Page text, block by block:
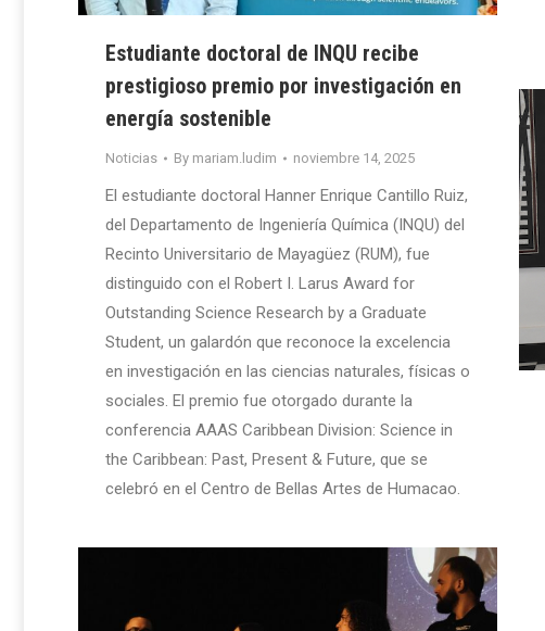
Estudiante doctoral de INQU recibe
prestigioso premio por investigación en
energía sostenible
Noticias By mariam.ludim noviembre 14, 2025
El estudiante doctoral Hanner Enrique Cantillo Ruiz,
del Departamento de Ingeniería Química (INQU) del
Recinto Universitario de Mayagüez (RUM), fue
distinguido con el Robert I. Larus Award for
Outstanding Science Research by a Graduate
Student, un galardón que reconoce la excelencia
en investigación en las ciencias naturales, físicas o
sociales. El premio fue otorgado durante la
conferencia AAAS Caribbean Division: Science in
the Caribbean: Past, Present & Future, que se
celebró en el Centro de Bellas Artes de Humacao.